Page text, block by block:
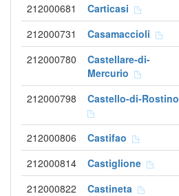
212000681 Carticasi
212000731 Casamaccioli
212000780
Castellare-di-
Mercurio
212000798 Castello-di-Rostino
212000806 Castifao
212000814 Castiglione
212000822 Castineta